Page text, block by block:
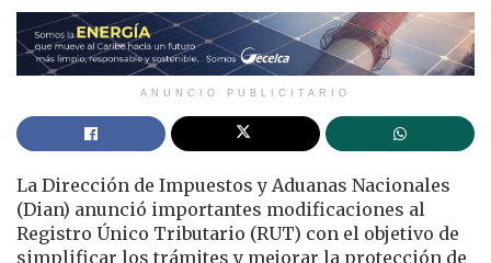
ANUNCIO PUBLICITARIO
La Dirección de Impuestos y Aduanas Nacionales
(Dian) anunció importantes modificaciones al
Registro Único Tributario (RUT) con el objetivo de
simplificar los trámites y mejorar la protección de